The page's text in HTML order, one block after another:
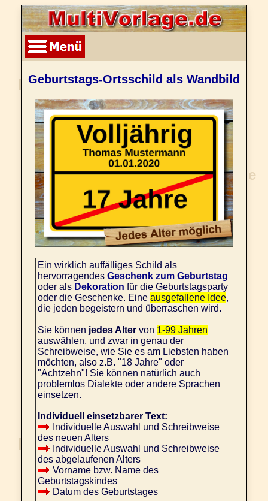
Geburtstags-Ortsschild als Wandbild
Ein wirklich auffälliges Schild als
hervorragendes Geschenk zum Geburtstag
oder als Dekoration für die Geburtstagsparty
oder die Geschenke. Eine ausgefallene Idee,
die jeden begeistern und überraschen wird.
Sie können jedes Altervon 1-99 Jahren
auswählen, und zwar in genau der
Schreibweise, wie Sie es am Liebsten haben
möchten, also z.B. "18 Jahre" oder
"Achtzehn"! Sie können natürlich auch
problemlos Dialekte oder andere Sprachen
einsetzen.
Individuell einsetzbarer Text:
Individuelle Auswahl und Schreibweise
des neuen Alters
Individuelle Auswahl und Schreibweise
des abgelaufenen Alters
Vorname bzw. Name des
Geburtstagskindes
Datum des Geburtstages